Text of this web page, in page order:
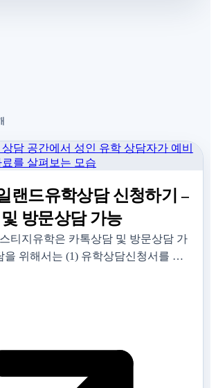
랜드유학상담 신청하기 –
방문상담 가능
티지유학은 카톡상담 및 방문상담 가
을 위해서는 (1) 유학상담신청서를 온